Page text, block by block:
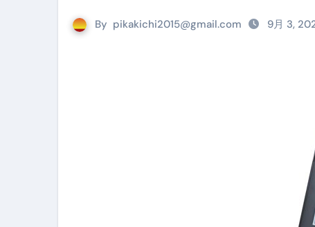
金融ブラックでも毎日「ビット
アフィリエイト【稼げるキーワ
【必見】融資受けるなら”コレ”
弁護士が教える「投資詐欺」
【PR】フリーランス必見！入
By pikakichi2015@gmail.com 9月 3,